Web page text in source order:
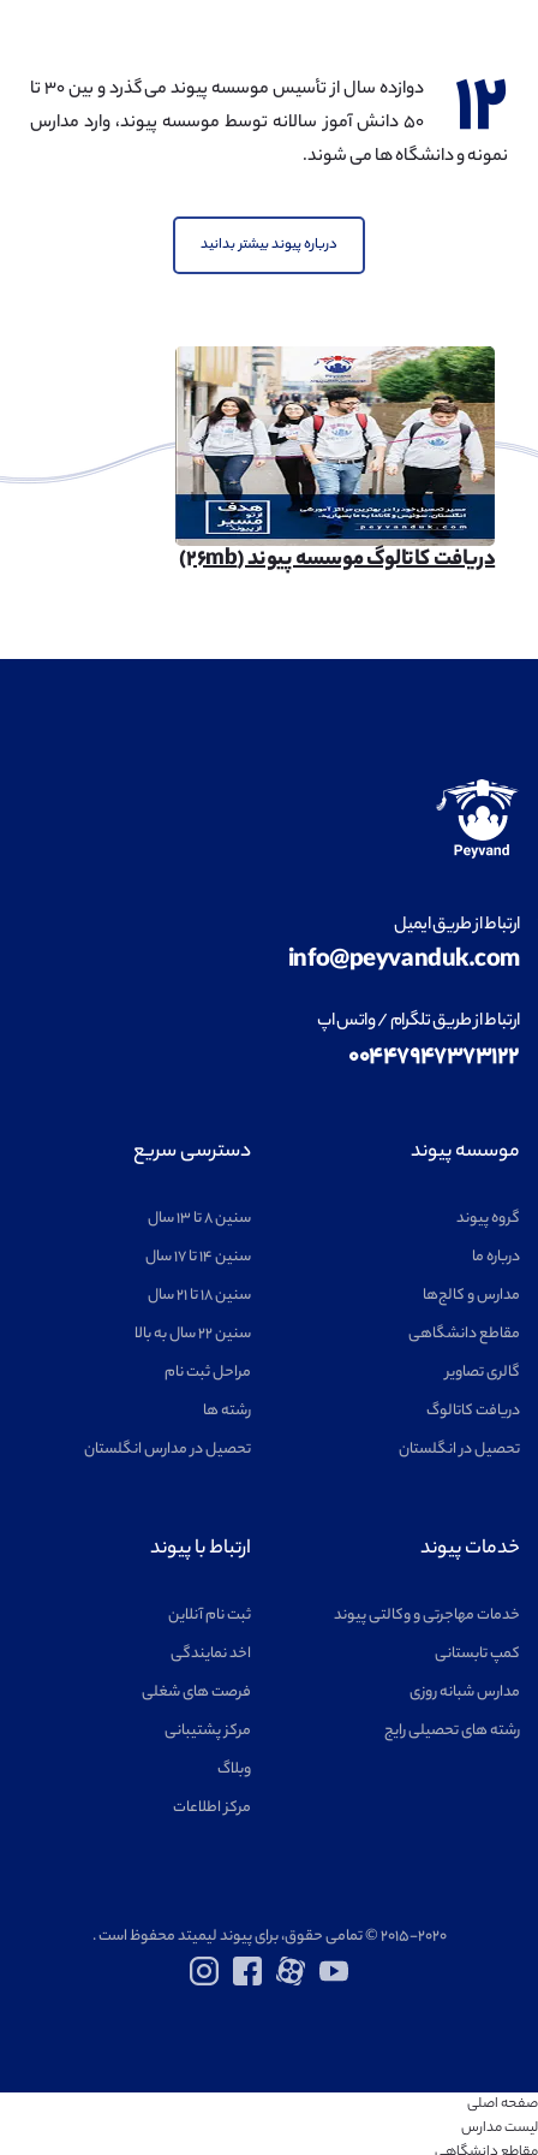
۱۲
دوازده سال از تأسیس موسسه پیوند می گذرد و بین ۳۰ تا
۵۰ دانش آموز سالانه توسط موسسه پیوند، وارد مدارس
نمونه و دانشگاه ها می شوند.
درباره پیوند بیشتر بدانید
دریافت کاتالوگ موسسه پیوند (۲۶mb)
ارتباط از طریق ایمیل
info@peyvanduk.com
ارتباط از طریق تلگرام / واتس اپ
۰۰۴۴۷۹۴۷۳۷۳۱۲۲
موسسه پیوند
گروه پیوند
درباره ما
مدارس و کالج‌ها
مقاطع دانشگاهی
گالری تصاویر
دریافت کاتالوگ
تحصیل در انگلستان
دسترسی سریع
سنین ۸ تا ۱۳ سال
سنین ۱۴ تا ۱۷ سال
سنین ۱۸ تا ۲۱ سال
سنین ۲۲ سال به بالا
مراحل ثبت نام
رشته ها
تحصیل در مدارس انگلستان
خدمات پیوند
خدمات مهاجرتی و وکالتی پیوند
کمپ تابستانی
مدارس شبانه روزی
رشته های تحصیلی رایج
ارتباط با پیوند
ثبت نام آنلاین
اخد نمایندگی
فرصت های شغلی
مرکز پشتیبانی
وبلاگ
مرکز اطلاعات
۲۰۱۵-۲۰۲۰ © تمامی حقوق، برای پیوند لیمیتد محفوظ است .
صفحه اصلی
لیست مدارس